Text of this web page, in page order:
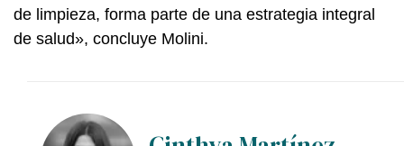
de limpieza, forma parte de una estrategia integral
de salud», concluye Molini.